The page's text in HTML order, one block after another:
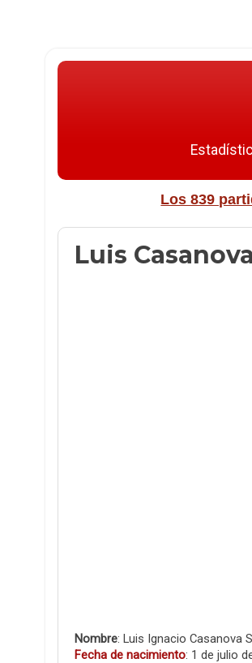
Los 839
Luis Casanova
Nombre: Luis Ignacio Casanova
Fecha de nacimiento: 1 de julio